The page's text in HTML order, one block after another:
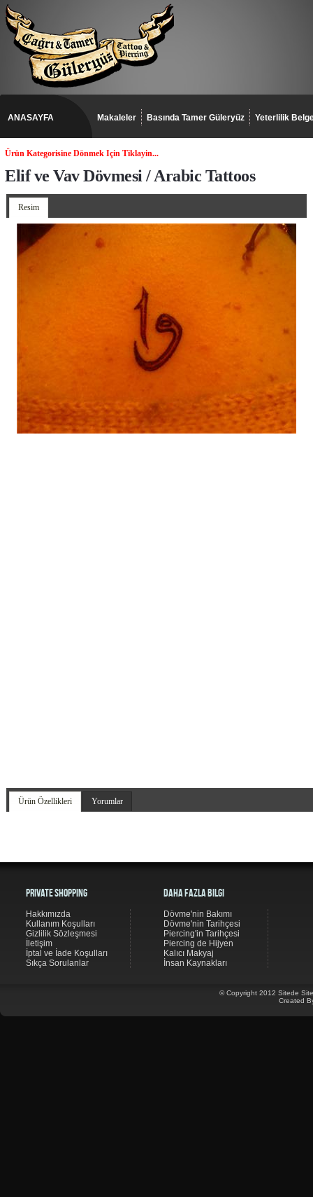
ANASAYFA Makaleler Basında Tamer Güleryüz Yeterlilik
Ürün Kategorisine Dönmek Için Tiklayin...
Elif ve Vav Dövmesi / Arabic Tattoos
Resim
Ürün Özellikleri Yorumlar
Private Shopping
Hakkımızda
Kullanım Koşulları
Gizlilik Sözleşmesi
İletişim
İptal ve İade Koşulları
Sıkça Sorulanlar
© Copyright 2012 Sitede
Created
Daha Fazla Bilgi
Dövme'nin Bakımı
Dövme'nin Tarihçesi
Piercing'in Tarihçesi
Piercing de Hijyen
Kalıcı Makyaj
İnsan Kaynakları